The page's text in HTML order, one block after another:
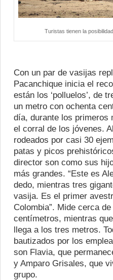
Turistas tienen la
Con un par de vasijas
Pacanchique inicia el
están los ‘polluelos’, de
un metro con ochenta
día, durante los primeros
el corral de los jóvenes.
rodeados por casi 30
patas y picos
director son como sus
más grandes. “Este es
dedo, mientras tres
vasija. Es el primer
Colombia”. Mide cerca
centímetros, mientras
llega a los tres metros.
bautizados por los
son Flavia, que
y Amparo Grisales, que
grupo.